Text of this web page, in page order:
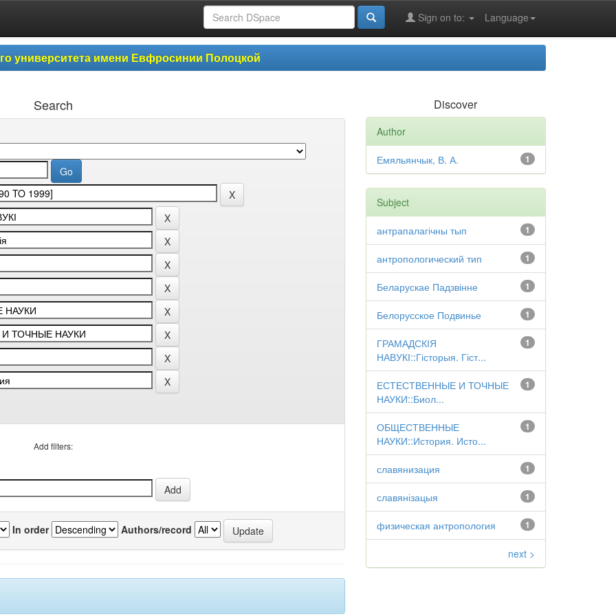
Language
Sign on to:
университета имени Евфросинии Полоцкой
Search
Add filters:
In order Authors/record
Discover
Author
1
Емяльянчык, В. А.
Subject
1
антрапалагічны тып
1
антропологический тип
1
Беларускае Падзвінне
1
Белорусское Подвинье
1
ГРАМАДСКІЯ
НАВУКІ::Гісторыя. Гіст...
1
ЕСТЕСТВЕННЫЕ И ТОЧНЫЕ
НАУКИ::Биол...
1
ОБЩЕСТВЕННЫЕ
НАУКИ::История. Исто...
1
славянизация
1
славянізацыя
1
физическая антропология
next >